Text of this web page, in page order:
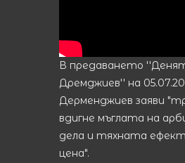
В предаването
Дремджиев'' на
Дерменджиев заяви
вдигне мъглата на
дела и тяхната
цена".